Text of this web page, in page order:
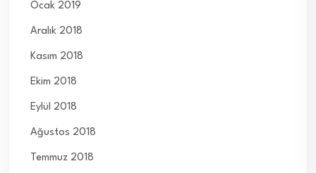
Ocak 2019
Aralık 2018
Kasım 2018
Ekim 2018
Eylül 2018
Ağustos 2018
Temmuz 2018